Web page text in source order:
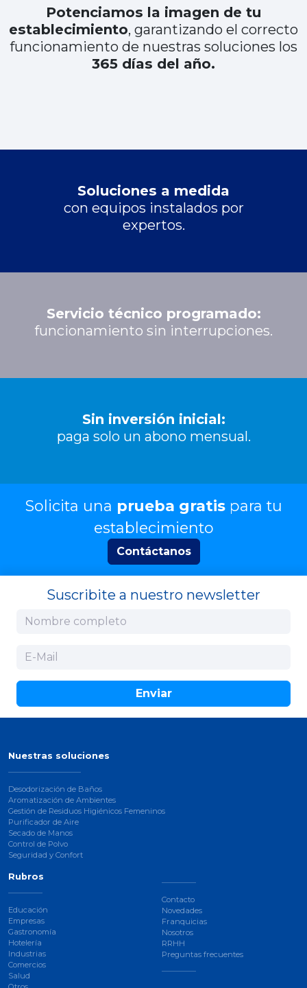
Potenciamos la imagen de tu
establecimiento, garantizando el correcto
funcionamiento de nuestras soluciones los
365 días del año.
Soluciones a medida
con equipos instalados por
expertos.
Servicio técnico programado:
funcionamiento sin interrupciones.
Sin inversión inicial:
paga solo un abono mensual.
Solicita una prueba gratispara tu
establecimiento
Contáctanos
Suscribite a nuestro newsletter
Enviar
Nuestras soluciones
Desodorización de Baños
Aromatización de Ambientes
Gestión de Residuos Higiénicos Femeninos
Purificador de Aire
Secado de Manos
Control de Polvo
Seguridad y Confort
Rubros
Educación
Empresas
Gastronomía
Hotelería
Industrias
Comercios
Salud
Contacto
Novedades
Franquicias
Nosotros
RRHH
Preguntas frecuentes